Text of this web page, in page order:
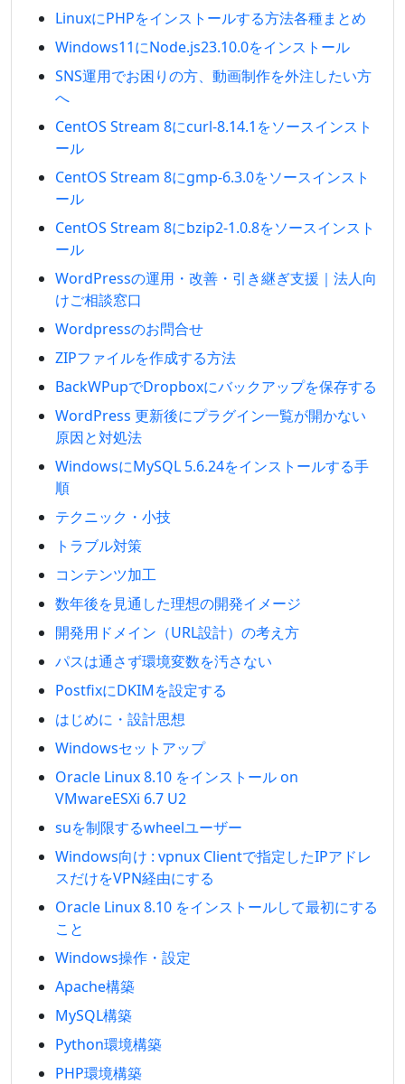
LinuxにPHPをインストールする方法各種まとめ
Windows11にNode.js23.10.0をインストール
SNS運用でお困りの方、動画制作を外注したい方
へ
CentOS Stream 8にcurl-8.14.1をソースインスト
ール
CentOS Stream 8にgmp-6.3.0をソースインスト
ール
CentOS Stream 8にbzip2-1.0.8をソースインスト
ール
WordPressの運用・改善・引き継ぎ支援｜法人向
けご相談窓口
Wordpressのお問合せ
ZIPファイルを作成する方法
BackWPupでDropboxにバックアップを保存する
WordPress 更新後にプラグイン一覧が開かない
原因と対処法
WindowsにMySQL 5.6.24をインストールする手
順
テクニック・小技
トラブル対策
コンテンツ加工
数年後を見通した理想の開発イメージ
開発用ドメイン（URL設計）の考え方
パスは通さず環境変数を汚さない
PostfixにDKIMを設定する
はじめに・設計思想
Windowsセットアップ
Oracle Linux 8.10 をインストール on
VMwareESXi 6.7 U2
suを制限するwheelユーザー
Windows向け : vpnux Clientで指定したIPアドレ
スだけをVPN経由にする
Oracle Linux 8.10 をインストールして最初にする
こと
Windows操作・設定
Apache構築
MySQL構築
Python環境構築
PHP環境構築